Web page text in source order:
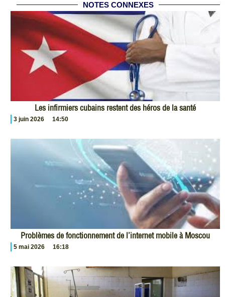
NOTES CONNEXES
Les infirmiers cubains restent des héros de la santé
3 juin 2026 14:50
Problèmes de fonctionnement de l’internet mobile à Moscou
5 mai 2026 16:18